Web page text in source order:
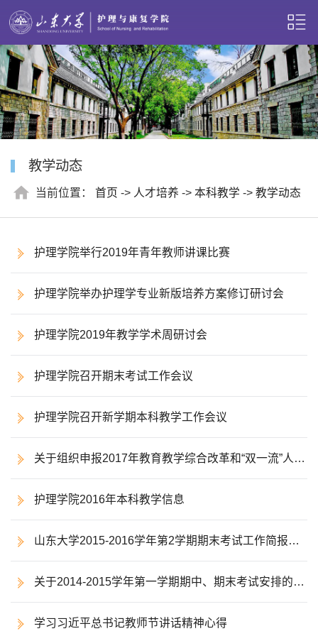
教学动态
当前位置： 首页 -> 人才培养 -> 本科教学 -> 教学动态
护理学院举行2019年青年教师讲课比赛
护理学院举办护理学专业新版培养方案修订研讨会
护理学院2019年教学学术周研讨会
护理学院召开期末考试工作会议
护理学院召开新学期本科教学工作会议
关于组织申报2017年教育教学综合改革和“双一流”人才
培养专项建设项目的通知
护理学院2016年本科教学信息
山东大学2015-2016学年第2学期期末考试工作简报
（9）关于2014-2015学年第一学期期中、期末考试安排的通
知 学习习近平总书记教师节讲话精神心得